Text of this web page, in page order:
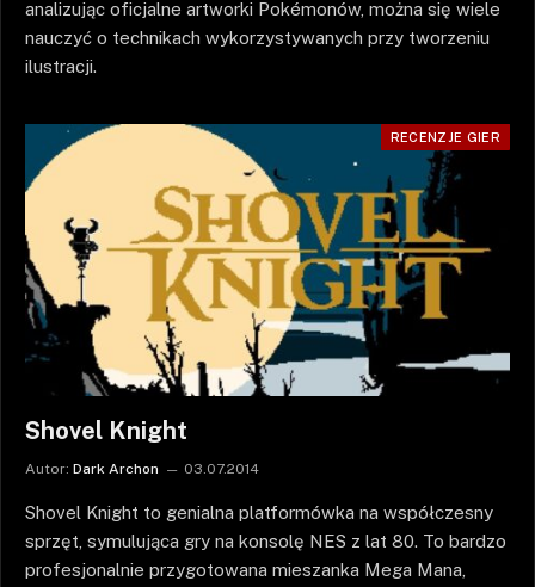
analizując oficjalne artworki Pokémonów, można się wiele
nauczyć o technikach wykorzystywanych przy tworzeniu
ilustracji.
RECENZJE GIER
Shovel Knight
Autor: Dark Archon 03.07.2014
Shovel Knight to genialna platformówka na współczesny
sprzęt, symulująca gry na konsolę NES z lat 80. To bardzo
profesjonalnie przygotowana mieszanka Mega Mana,